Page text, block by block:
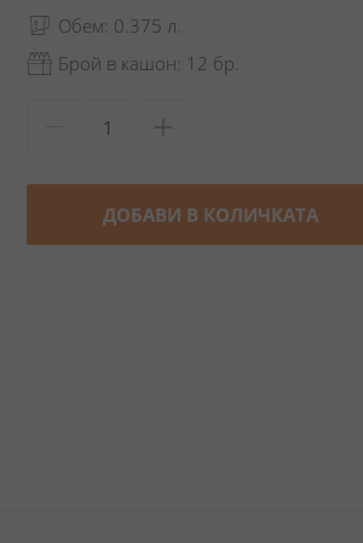
Обем: 0.375 л.
Брой в кашон: 12 бр.
ДОБАВИ В КОЛИЧКАТА